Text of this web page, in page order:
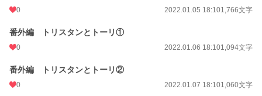
0 2022.01.05 18:101,766文字
番外編 トリスタンとトーリ①
0 2022.01.06 18:101,094文字
番外編 トリスタンとトーリ②
0 2022.01.07 18:101,060文字